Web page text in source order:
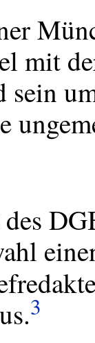
mit
sein
3